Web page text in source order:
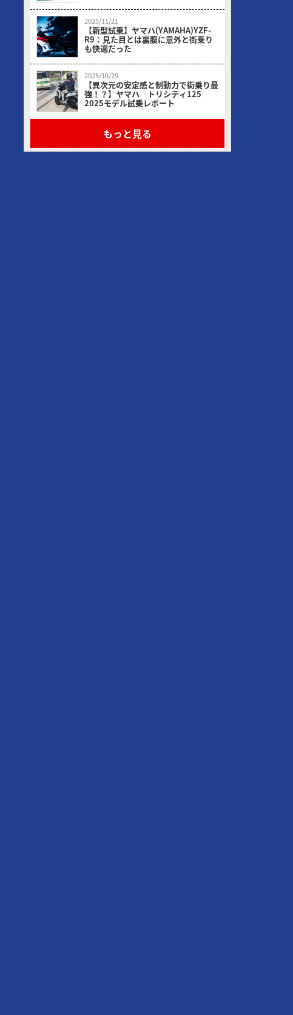
だ！
2025/11/21
【新型試乗】ヤマハ(YAMAHA)YZF-
R9：見た目とは裏腹に意外と街乗り
も快適だった
2025/10/29
【異次元の安定感と制動力で街乗り最
強！？】ヤマハ トリシティ125
2025モデル試乗レポート
もっと見る